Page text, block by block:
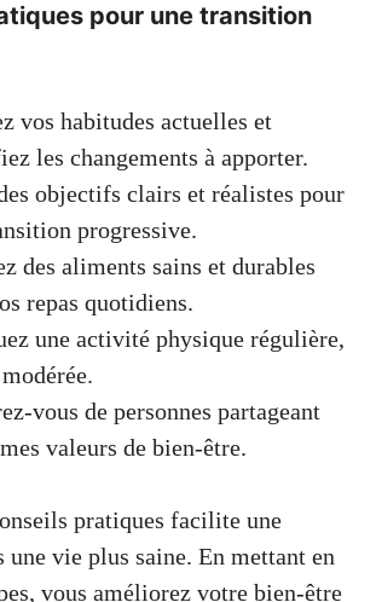
pour une transition
vos habitudes actuelles et
les changements à apporter.
objectifs clairs et réalistes pour
progressive.
des aliments sains et durables
repas quotidiens.
une activité physique régulière,
vous de personnes partageant
valeurs de bien-être.
pratiques facilite une
vie plus saine. En mettant en
vous améliorez votre bien-être